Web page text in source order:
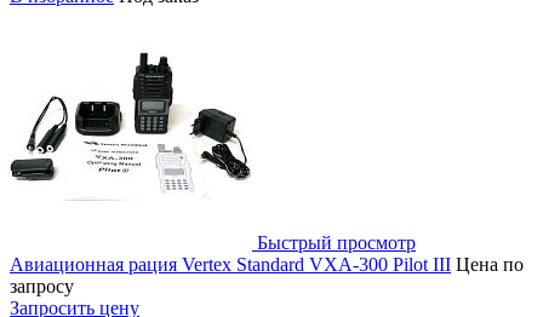
Быстрый просмотр
Авиационная рация Vertex Standard VXA-300 Pilot III Цена по
запросу
Запросить цену